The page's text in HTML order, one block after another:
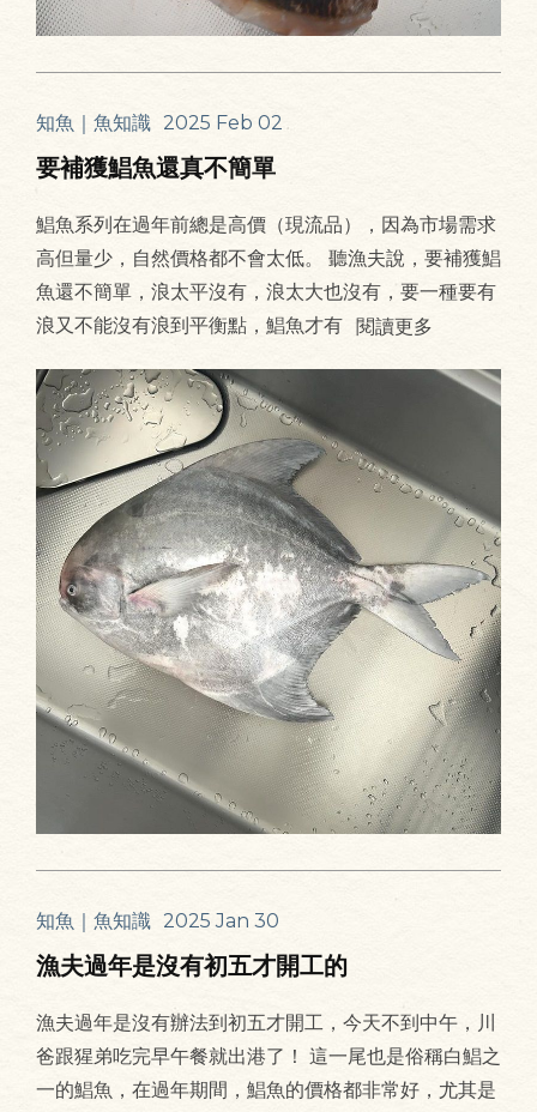
知魚｜魚知識 2025 Feb 02
要補獲鯧魚還真不簡單
鯧魚系列在過年前總是高價（現流品），因為市場需求
高但量少，自然價格都不會太低。 聽漁夫說，要補獲鯧
魚還不簡單，浪太平沒有，浪太大也沒有，要一種要有
浪又不能沒有浪到平衡點，鯧魚才有 閱讀更多
知魚｜魚知識 2025 Jan 30
漁夫過年是沒有初五才開工的
漁夫過年是沒有辦法到初五才開工，今天不到中午，川
爸跟猩弟吃完早午餐就出港了！ 這一尾也是俗稱白鯧之
一的鯧魚，在過年期間，鯧魚的價格都非常好，尤其是